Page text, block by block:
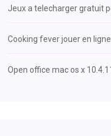
Jeux a telecharger gratuit
Cooking fever jouer en
Open office mac os x 10.4.11